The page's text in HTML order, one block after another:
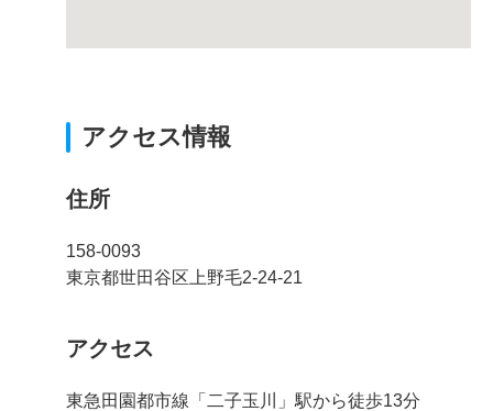
アクセス情報
住所
158-0093
東京都世田谷区上野毛2-24-21
アクセス
東急田園都市線「二子玉川」駅から徒歩13分